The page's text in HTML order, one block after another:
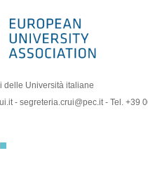
delle Università italiane
- segreteria.crui@pec.it - Tel. +39